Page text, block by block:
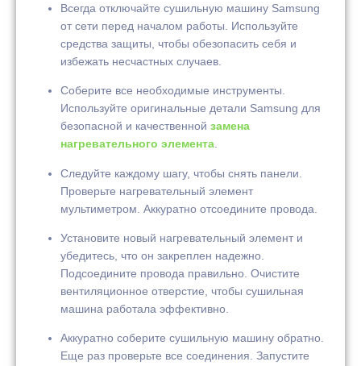
Всегда отключайте сушильную машину Samsung
от сети перед началом работы. Используйте
средства защиты, чтобы обезопасить себя и
избежать несчастных случаев.
Соберите все необходимые инструменты.
Используйте оригинальные детали Samsung для
безопасной и качественной замена
нагревательного элемента.
Следуйте каждому шагу, чтобы снять панели.
Проверьте нагревательный элемент
мультиметром. Аккуратно отсоедините провода.
Установите новый нагревательный элемент и
убедитесь, что он закреплен надежно.
Подсоедините провода правильно. Очистите
вентиляционное отверстие, чтобы сушильная
машина работала эффективно.
Аккуратно соберите сушильную машину обратно.
Еще раз проверьте все соединения. Запустите